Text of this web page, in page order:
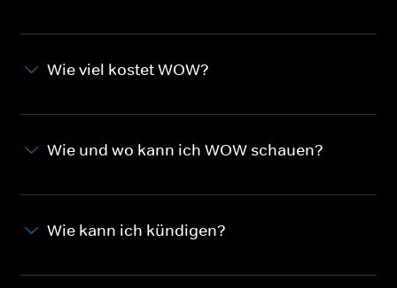
Wie viel kostet WOW?
Wie und wo kann ich WOW schauen?
Wie kann ich kündigen?